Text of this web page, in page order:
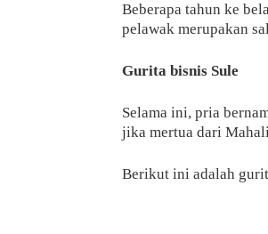
Beberapa tahun ke
pelawak merupakan
Gurita bisnis Sule
Selama ini, pria
jika mertua dari
Berikut ini adalah